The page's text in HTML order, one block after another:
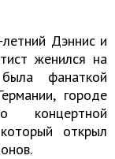
Дэннис и
женился на
фанаткой
городе
концертной
открыл